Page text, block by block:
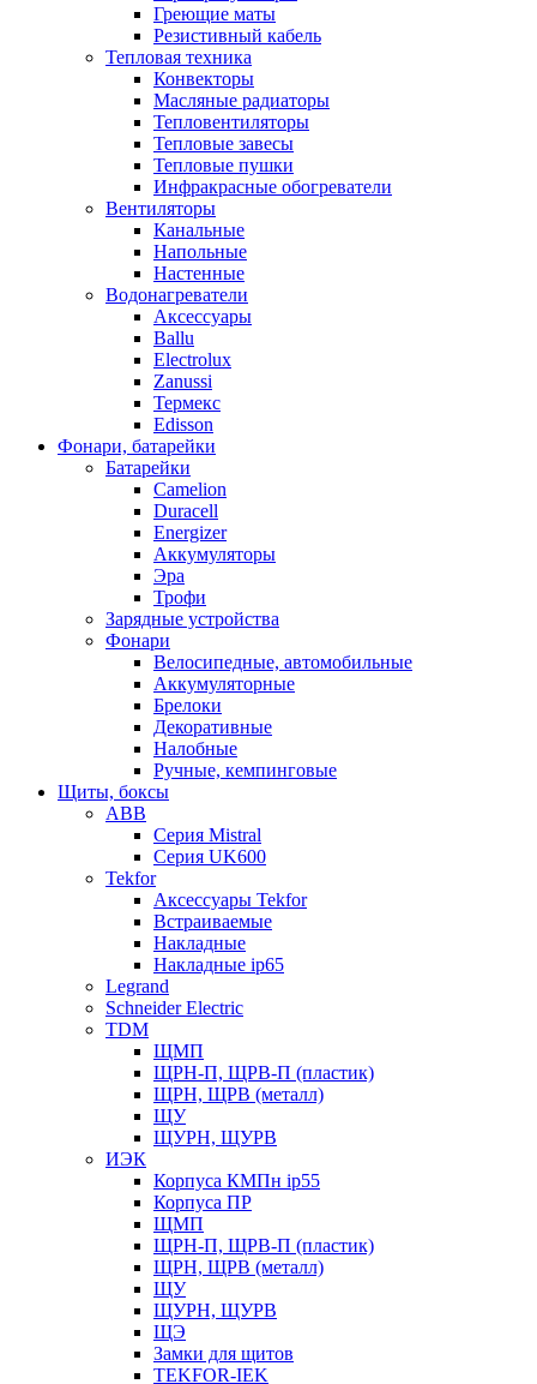
Греющие маты
Резистивный кабель
Тепловая техника
Конвекторы
Масляные радиаторы
Тепловентиляторы
Тепловые завесы
Тепловые пушки
Инфракрасные обогреватели
Вентиляторы
Канальные
Напольные
Настенные
Водонагреватели
Аксессуары
Ballu
Electrolux
Zanussi
Термекс
Edisson
Фонари, батарейки
Батарейки
Camelion
Duracell
Energizer
Аккумуляторы
Эра
Трофи
Зарядные устройства
Фонари
Велосипедные, автомобильные
Аккумуляторные
Брелоки
Декоративные
Налобные
Ручные, кемпинговые
Щиты, боксы
ABB
Серия Mistral
Серия UK600
Tekfor
Аксессуары Tekfor
Встраиваемые
Накладные
Накладные ip65
Legrand
Schneider Electric
TDM
ЩМП
ЩРН-П, ЩРВ-П (пластик)
ЩРН, ЩРВ (металл)
ЩУ
ЩУРН, ЩУРВ
ИЭК
Корпуса КМПн ip55
Корпуса ПР
ЩМП
ЩРН-П, ЩРВ-П (пластик)
ЩРН, ЩРВ (металл)
ЩУ
ЩУРН, ЩУРВ
ЩЭ
Замки для щитов
TEKFOR-IEK